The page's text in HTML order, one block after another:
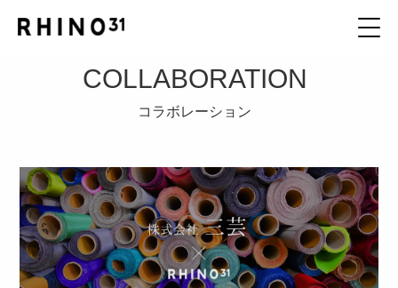
COLLABORATION
コラボレーション